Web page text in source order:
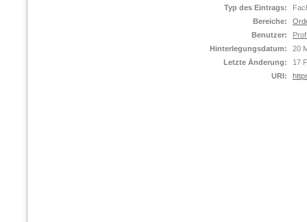
Typ des Eintrags:
Bereiche:
Benutzer:
Hinterlegungsdatum:
20
Letzte Änderung:
17
URI: